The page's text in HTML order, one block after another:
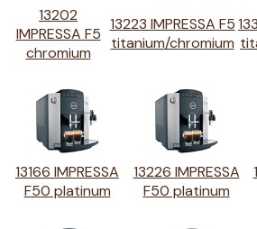
13202
IMPRESSA F5
chromium
13223 IMPRESSA F5
titanium/chromium
13166 IMPRESSA
F50 platinum
13226 IMPRESSA
F50 platinum